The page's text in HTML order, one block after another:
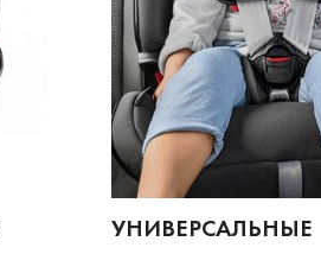
УНИВЕРСАЛЬНЫЕ